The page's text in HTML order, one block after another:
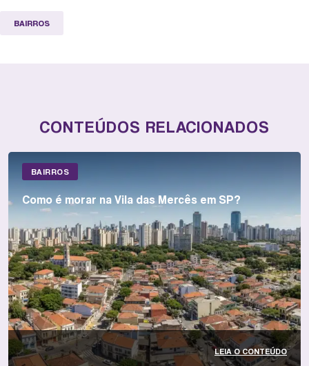
BAIRROS
CONTEÚDOS RELACIONADOS
BAIRROS
Como é morar na Vila das Mercês em SP?
LEIA O CONTEÚDO